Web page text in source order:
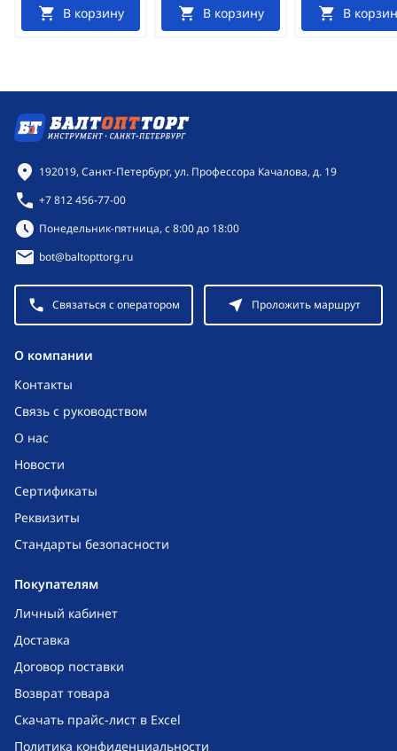
В корзину В корзину В
O компании
Контакты
Связь с руководством
О нас
Новости
Сертификаты
Реквизиты
Стандарты безопасности
Покупателям
Личный кабинет
Доставка
Договор поставки
Возврат товара
Скачать прайс-лист в Excel
Политика конфиденциальности
Контактная информация
192019, Санкт-Петербург, ул. Профессора Качалова, д. 19
+7 812 456-77-00
Режим работы:
Понедельник-пятница, с 8:00 до 18:00
bot@baltopttorg.ru
Связаться с оператором Проложить маршрут